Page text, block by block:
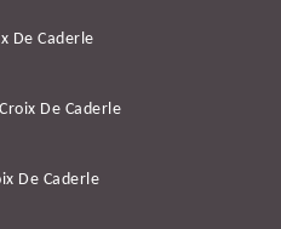
De Caderle
De Caderle
De Caderle